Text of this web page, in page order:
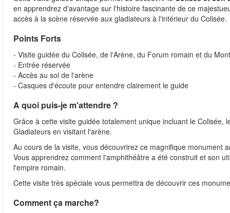
en apprendrez d'avantage sur l'histoire fascinante de ce
accès à la scène réservée aux gladiateurs à l'intérieur du Colisée.
Points Forts
- Visite guidée du Colisée, de l'Arène, du Forum romain et du
- Entrée réservée
- Accès au sol de l'arène
- Casques d'écoute pour entendre clairement le guide
A quoi puis-je m'attendre ?
Grâce à cette visite guidée totalement unique incluant le
Gladiateurs en visitant l'arène.
Au cours de la visite, vous découvrirez ce magnifique monument
Vous apprendrez comment l'amphithéâtre a été construit et son
l'empire romain.
Cette visite très spéciale vous permettra de découvrir ces
Comment ça marche?